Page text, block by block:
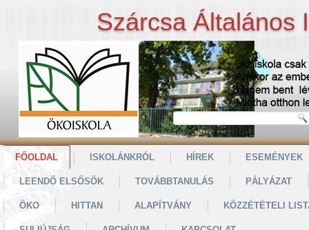
Szárcsa Általános
FŐOLDAL ISKOLÁNKRÓL HÍREK ESEMÉNYEK
LEENDŐ ELSŐSÖK TOVÁBBTANULÁS PÁLYÁZAT
ÖKO HITTAN ALAPÍTVÁNY KÖZZÉTÉTELI